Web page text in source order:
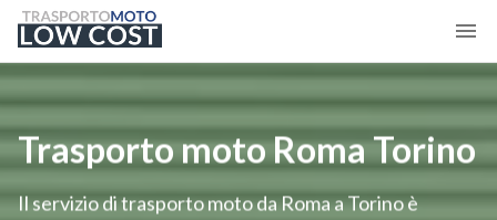
Trasporto moto Roma Torino
Il servizio di trasporto moto da Roma a Torino è